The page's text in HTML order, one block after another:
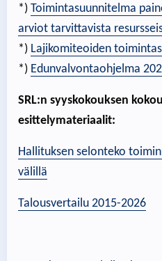
*) Toimintasuunnitelma
arviot tarvittavista
*) Lajikomiteoiden
*) Edunvalvontaohjelma
SRL:n syyskokouksen
esittelymateriaalit:
Hallituksen selonteko
välillä
Talousvertailu 2015-2026